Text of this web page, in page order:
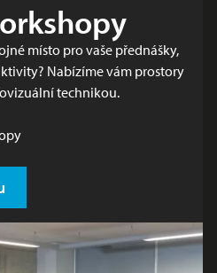
místo pro vaše přednášky,
Nabízíme vám prostory
technikou.